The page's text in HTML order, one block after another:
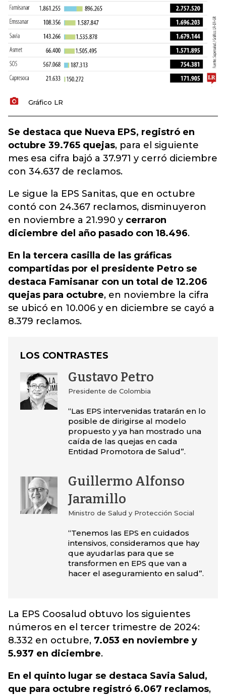
Gráfico LR
Se destaca que Nueva EPS, registró en
octubre 39.765 quejas, para el siguiente
mes esa cifra bajó a 37.971 y cerró diciembre
con 34.637 de reclamos.
Le sigue la EPS Sanitas, que en octubre
contó con 24.367 reclamos, disminuyeron
en noviembre a 21.990 y cerraron
diciembre del año pasado con 18.496.
En la tercera casilla de las gráficas
compartidas por el presidente Petro se
destaca Famisanar con un total de 12.206
quejas para octubre, en noviembre la cifra
se ubicó en 10.006 y en diciembre se cayó a
8.379 reclamos.
LOS CONTRASTES
Gustavo Petro
Presidente de Colombia
“Las EPS intervenidas tratarán en lo
posible de dirigirse al modelo
propuesto y ya han mostrado una
caída de las quejas en cada
Entidad Promotora de Salud”.
Guillermo Alfonso
Jaramillo
Ministro de Salud y Protección Social
“Tenemos las EPS en cuidados
intensivos, consideramos que hay
que ayudarlas para que se
transformen en EPS que van a
hacer el aseguramiento en salud”.
La EPS Coosalud obtuvo los siguientes
números en el tercer trimestre de 2024:
8.332 en octubre, 7.053 en noviembre y
5.937 en diciembre.
En el quinto lugar se destaca Savia Salud,
que para octubre registró 6.067 reclamos,